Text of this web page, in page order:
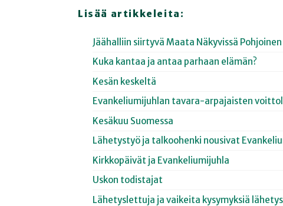
Lisää artikkeleita:
Jäähalliin siirtyvä Maata Näkyvissä
Kuka kantaa ja antaa parhaan elämän?
Kesän keskeltä
Evankeliumijuhlan tavara-arpajaisten
Kesäkuu Suomessa
Lähetystyö ja talkoohenki nousivat
Kirkkopäivät ja Evankeliumijuhla
Uskon todistajat
Lähetyslettuja ja vaikeita kysymyksiä